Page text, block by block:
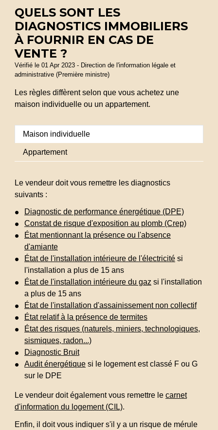
QUELS SONT LES
DIAGNOSTICS IMMOBILIERS
À FOURNIR EN CAS DE
VENTE ?
Vérifié le 01 Apr 2023 - Direction de l'information légale et
administrative (Première ministre)
Les règles diffèrent selon que vous achetez une
maison individuelle ou un appartement.
Maison individuelle
Appartement
Le vendeur doit vous remettre les diagnostics
suivants :
Diagnostic de performance énergétique (DPE)
Constat de risque d'exposition au plomb (Crep)
État mentionnant la présence ou l'absence
d'amiante
État de l'installation intérieure de l'électricité si
l'installation a plus de 15 ans
État de l'installation intérieure du gaz si l'installation
a plus de 15 ans
État de l'installation d'assainissement non collectif
État relatif à la présence de termites
État des risques (naturels, miniers, technologiques,
sismiques, radon...)
Diagnostic Bruit
Audit énergétique si le logement est classé F ou G
sur le DPE
Le vendeur doit également vous remettre le carnet
d'information du logement (CIL).
Enfin, il doit vous indiquer s'il y a un risque de mérule